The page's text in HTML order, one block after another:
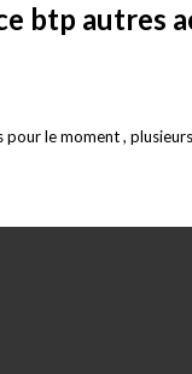
btp autres
le moment ,